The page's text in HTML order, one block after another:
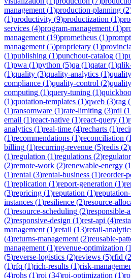
management (1)production-planning (2
(1)productivity (9)productization (1)
services (4)program-management (1)
management (19)prometheus (1)
management (5)proprietary (1)
(1)publishing (1)punchout-catalog (1)
(1)pwa (1)python (5)qa (1)qatar(1)
(1)quality (3)quality-analytics (1)
compliance (1)quality-control (2)
computing (1)query-tuning (1)
(1)quotation-templates (1)qweb (3)rag (
(1)ransomware (1)rate-limiting (3)rdl (1
email (1)react-native (1)react-query (1)
analytics (1)real-time (4)recharts (1)
(1)recommendations (1)reconciliation (1
billing (1)recurring-revenue (5)redis (2)
(1)regulation (1)regulations (2)
(2)remote-work (2)renewable-energy (1
(1)rental (3)rental-business (1)reorder-
(1)replication (1)report-generation (1)
(3)repricing (1)reputation (1)
instances (1)resilience (2)resource-
(1)resource-scheduling (2)responsible-
(2)responsive-design (1)rest-api (4)
management (1)retail (13)retail-
(4)returns-management (2)reusable-
management (1)revenue-optimization (1
(5)reverse-logistics (2)reviews (5)rfid (2
(1)rfq (1)rich-results (1)risk-
(4)rohs (1)roi (34)roi-optimization (1)